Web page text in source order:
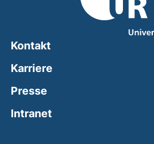
Kontakt
Karriere
Presse
Intranet(external link,